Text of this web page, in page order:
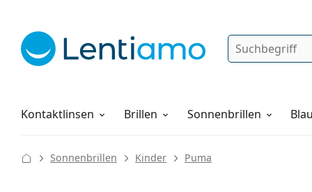
Suche
Kontaktlinsen
Pflegemittel Brillen Sonnenbrillen
Alles über den Einkauf
Sonnenbrillen Kinder Puma